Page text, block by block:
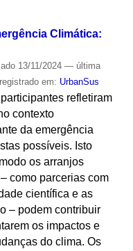
Climática:
13/11/2024 — última
em: UrbanSus
refletiram
contexto
da emergência
possíveis. Isto
os arranjos
como parcerias com
científica e as
– podem contribuir
os impactos e
do clima. Os